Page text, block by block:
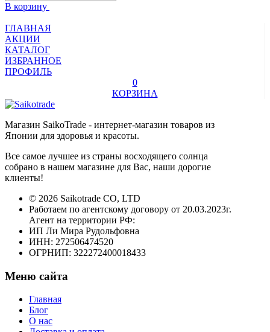
В корзину
ГЛАВНАЯ
АКЦИИ
КАТАЛОГ
ИЗБРАННОЕ
ПРОФИЛЬ
0
КОРЗИНА
Магазин SaikoTrade - интернет-магазин товаров из
Японии для здоровья и красоты.
Все самое лучшее из страны восходящего солнца
собрано в нашем магазине для Вас, наши дорогие
клиенты!
© 2026 Saikotrade CO, LTD
Работаем по агентскому договору от 20.03.2023г.
Агент на территории РФ:
ИП Ли Мира Рудольфовна
ИНН: 272506474520
ОГРНИП: 322272400018433
Меню сайта
Главная
Блог
О нас